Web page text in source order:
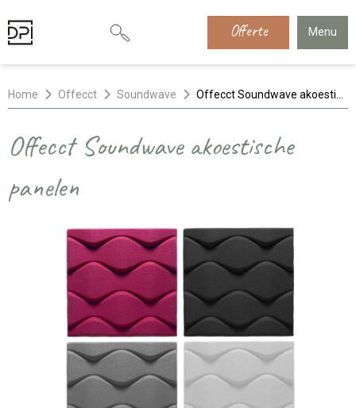
Offerte Menu
Home Offecct Soundwave
Offecct Soundwave akoestische
panelen